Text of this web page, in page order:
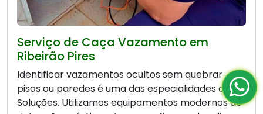
Serviço de Caça Vazamento em
Ribeirão Pires
Identificar vazamentos ocultos sem quebrar
pisos ou paredes é uma das especialidades da Bio
Soluções. Utilizamos equipamentos modernos de